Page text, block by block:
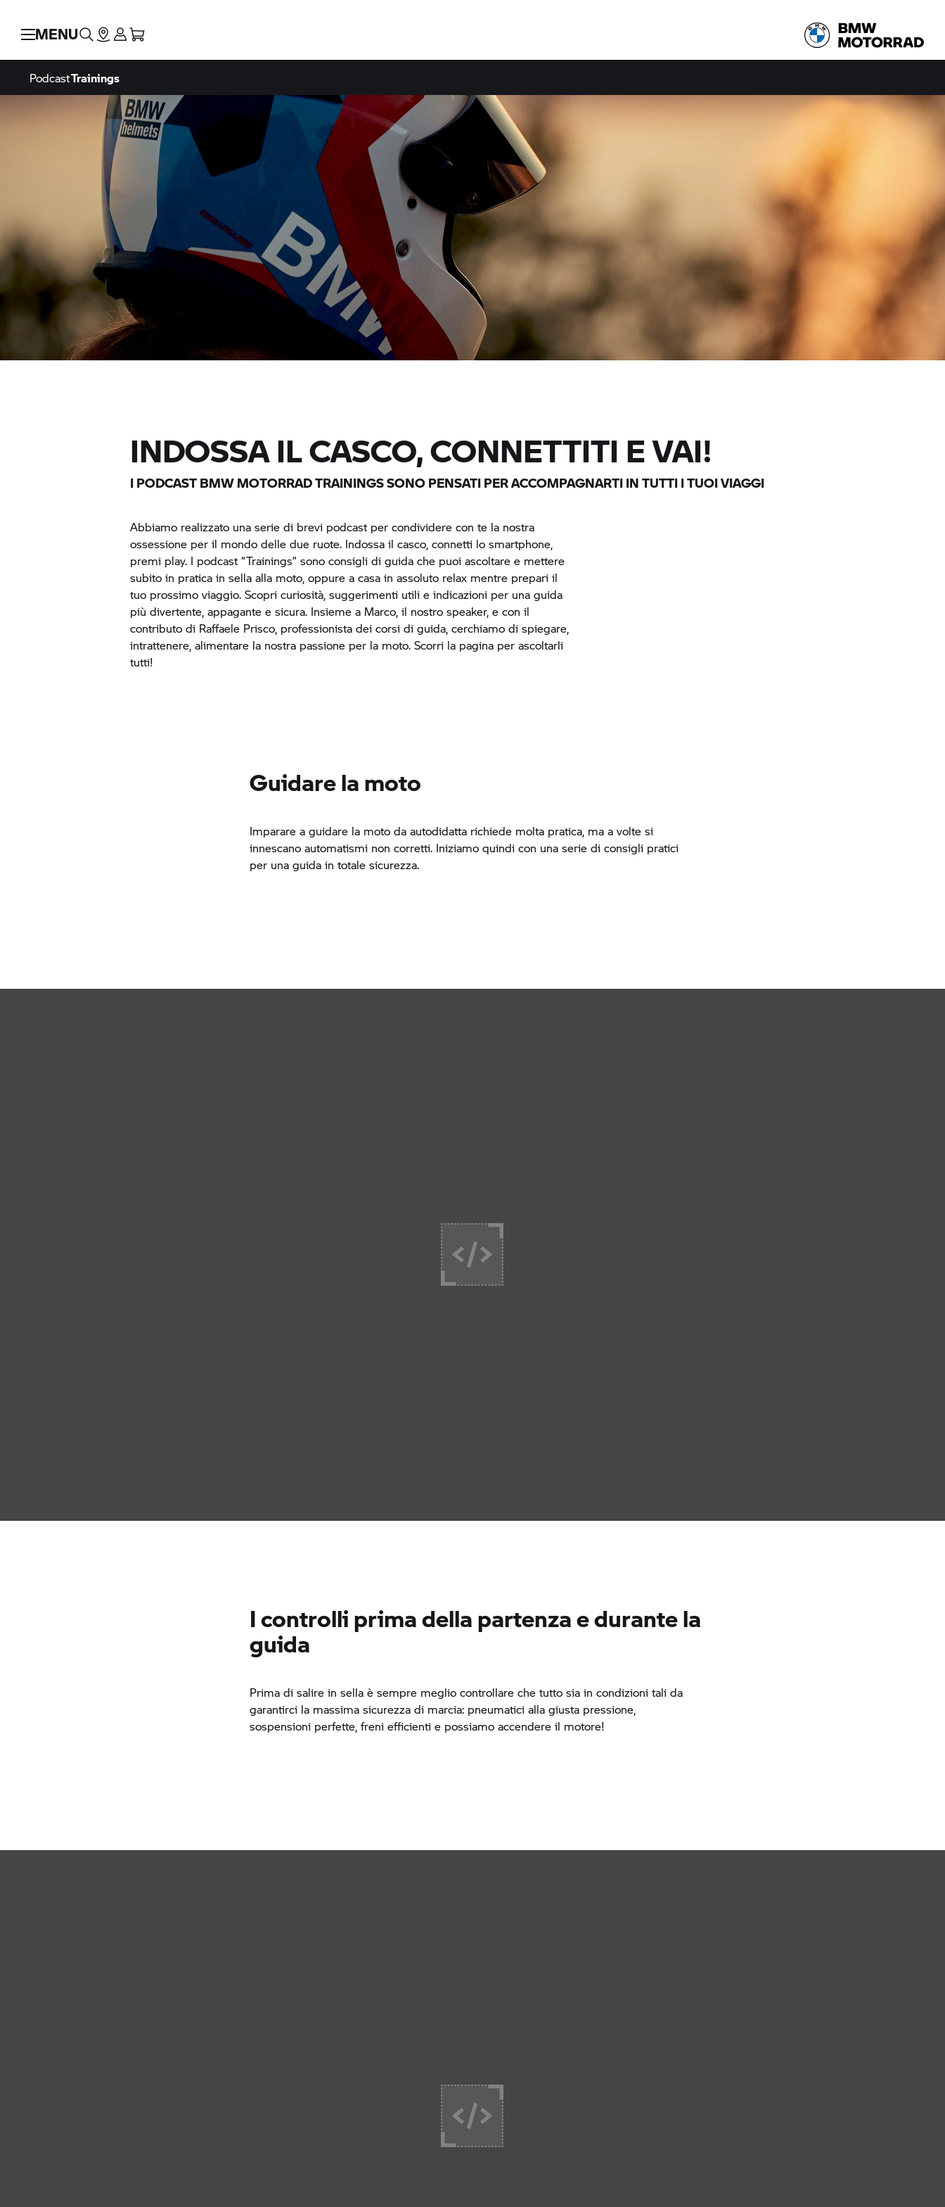
MENU
PodcastTrainings
INDOSSA IL CASCO, CONNETTITI E VAI!
I PODCASTBMW MOTORRADTRAININGS SONO PENSATI PER ACCOMPAGNARTI IN TUTTI I TUOI VIAGGI
Abbiamo realizzato una serie di brevi podcast per condividere con te la nostra
ossessione per il mondo delle due ruote. Indossa il casco, connetti lo smartphone,
premi play. I podcast “Trainings” sono consigli di guida che puoi ascoltare e mettere
subito in pratica in sella alla moto, oppure a casa in assoluto relax mentre prepari il
tuo prossimo viaggio. Scopri curiosità, suggerimenti utili e indicazioni per una guida
più divertente, appagante e sicura. Insieme a Marco, il nostro speaker, e con il
contributo di Raffaele Prisco, professionista dei corsi di guida, cerchiamo di spiegare,
intrattenere, alimentare la nostra passione per la moto. Scorri la pagina per ascoltarli
tutti!
Guidare la moto
Imparare a guidare la moto da autodidatta richiede molta pratica, ma a volte si
innescano automatismi non corretti. Iniziamo quindi con una serie di consigli pratici
per una guida in totale sicurezza.
I controlli prima della partenza e durante la
guida
Prima di salire in sella è sempre meglio controllare che tutto sia in condizioni tali da
garantirci la massima sicurezza di marcia: pneumatici alla giusta pressione,
sospensioni perfette, freni efficienti e possiamo accendere il motore!